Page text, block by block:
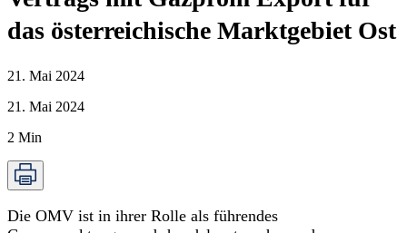
das österreichische Marktgebiet Ost
21. Mai 2024
21. Mai 2024
2 Min
Die OMV ist in ihrer Rolle als führendes